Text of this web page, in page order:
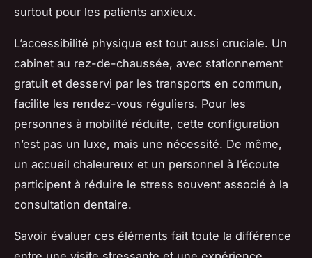
surtout pour les patients anxieux.
L’accessibilité physique est tout aussi cruciale. Un
cabinet au rez-de-chaussée, avec stationnement
gratuit et desservi par les transports en commun,
facilite les rendez-vous réguliers. Pour les
personnes à mobilité réduite, cette configuration
n’est pas un luxe, mais une nécessité. De même,
un accueil chaleureux et un personnel à l’écoute
participent à réduire le stress souvent associé à la
consultation dentaire.
Savoir évaluer ces éléments fait toute la différence